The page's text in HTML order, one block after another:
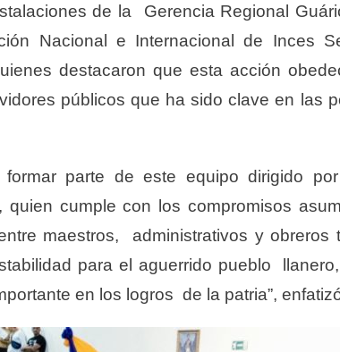
de la Gerencia Regional
Nacional e Internacional de Inces
destacaron que esta acción
públicos que ha sido clave en las
formar parte de este equipo dirigido
quien cumple con los compromisos
maestros, administrativos y obreros
para el aguerrido pueblo
en los logros de la patria”,